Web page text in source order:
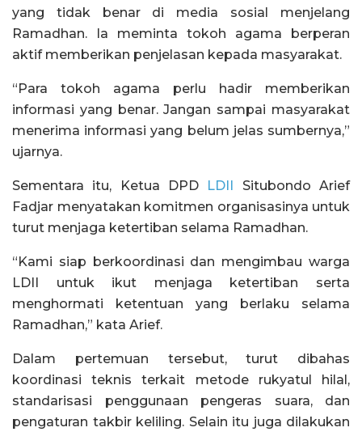
yang tidak benar di media sosial menjelang
Ramadhan. Ia meminta tokoh agama berperan
aktif memberikan penjelasan kepada masyarakat.
“Para tokoh agama perlu hadir memberikan
informasi yang benar. Jangan sampai masyarakat
menerima informasi yang belum jelas sumbernya,”
ujarnya.
Sementara itu, Ketua DPD LDII Situbondo Arief
Fadjar menyatakan komitmen organisasinya untuk
turut menjaga ketertiban selama Ramadhan.
“Kami siap berkoordinasi dan mengimbau warga
LDII untuk ikut menjaga ketertiban serta
menghormati ketentuan yang berlaku selama
Ramadhan,” kata Arief.
Dalam pertemuan tersebut, turut dibahas
koordinasi teknis terkait metode rukyatul hilal,
standarisasi penggunaan pengeras suara, dan
pengaturan takbir keliling. Selain itu juga dilakukan